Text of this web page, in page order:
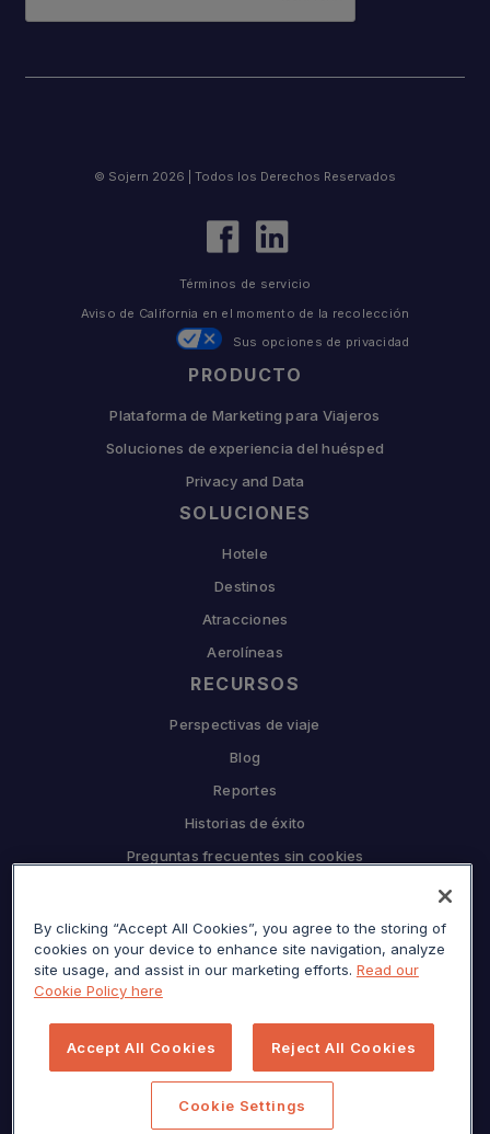
PRODUCTO
Plataforma de Marketing para Viajeros
Soluciones de experiencia del huésped
Privacy and Data
SOLUCIONES
Hotele
Destinos
Atracciones
Aerolíneas
RECURSOS
Perspectivas de viaje
Blog
Reportes
Historias de éxito
Preguntas frecuentes sin cookies
Por qué Sojern
Prensa
Centro de privacidad
© Sojern 2026 | Todos los Derechos Reservados
Términos de servicio
Aviso de California en el momento de la recolección
Sus opciones de privacidad
By clicking “Accept All Cookies”, you agree to the storing of
cookies on your device to enhance site navigation, analyze
site usage, and assist in our marketing efforts. Read our
Cookie Policy here
Accept All Cookies Reject All Cookies
Cookie Settings